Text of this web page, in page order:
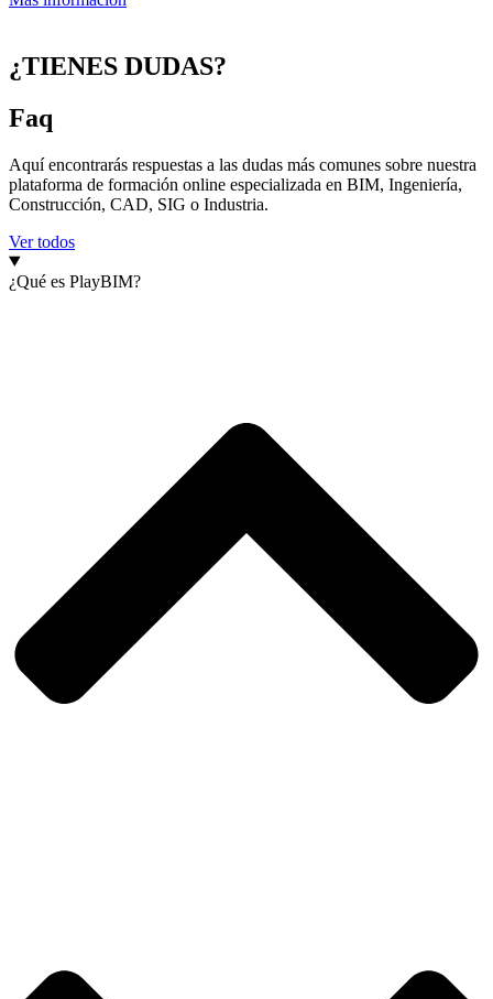
¿TIENES DUDAS?
Faq
Aquí encontrarás respuestas a las dudas más comunes sobre nuestra
plataforma de formación online especializada en BIM, Ingeniería,
Construcción, CAD, SIG o Industria.
Ver todos
¿Qué es PlayBIM?